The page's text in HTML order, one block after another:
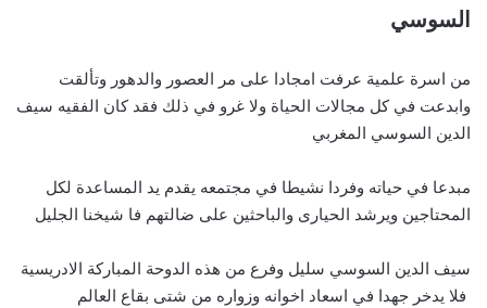
السوسي
من اسرة علمية عرفت امجادا على مر العصور والدهور وتألقت
وابدعت في كل مجالات الحياة ولا غرو في ذلك فقد كان الفقيه سيف
الدين السوسي المغربي
مبدعا في حياته وفردا نشيطا في مجتمعه يقدم يد المساعدة لكل
المحتاجين ويرشد الحيارى والباحثين على ضالتهم فا شيخنا الجليل
سيف الدين السوسي سليل وفرع من هذه الدوحة المباركة الادريسية
فلا يدخر جهدا في اسعاد اخوانه وزواره من شتى بقاع العالم